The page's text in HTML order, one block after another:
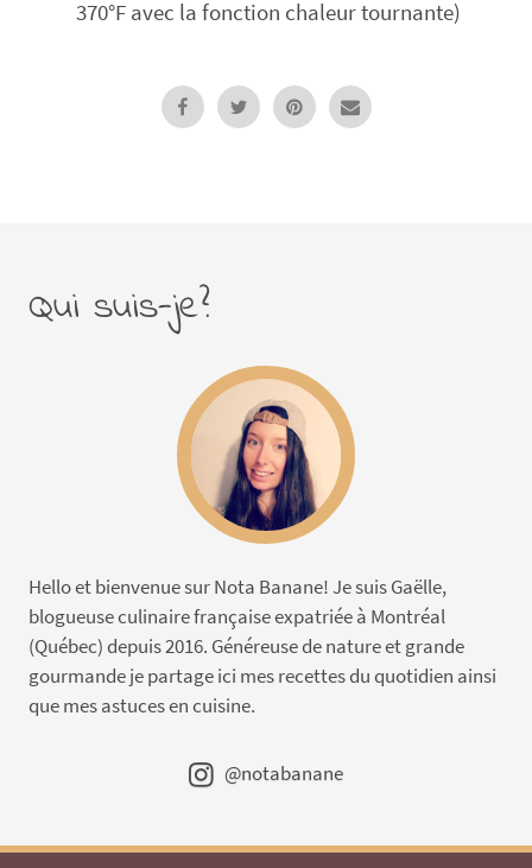
370°F avec la fonction chaleur tournante)
Qui suis-je?
Hello et bienvenue sur Nota Banane! Je suis Gaëlle,
blogueuse culinaire française expatriée à Montréal
(Québec) depuis 2016. Généreuse de nature et grande
gourmande je partage ici mes recettes du quotidien ainsi
que mes astuces en cuisine.
@notabanane